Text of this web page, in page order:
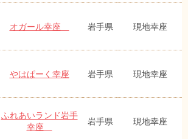
オガール幸座 岩手県 現地幸座
やはぱーく幸座 岩手県 現地幸座
ふれあいランド岩手
幸座
岩手県 現地幸座